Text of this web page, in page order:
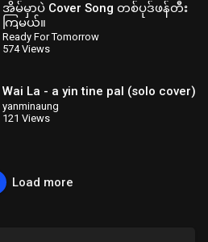
အိမ်မှာပဲ Cover Song တစ်ပုဒ်ဖန်တီး
ကြမယ်။
Ready For Tomorrow
574 Views
Wai La - a yin tine pal (solo cover)
yanminaung
121 Views
Load more